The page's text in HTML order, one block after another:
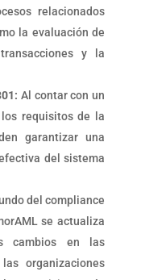
relacionados
la evaluación de
y la
Al contar con un
requisitos de la
garantizar una
del sistema
del compliance
se actualiza
cambios en las
organizaciones